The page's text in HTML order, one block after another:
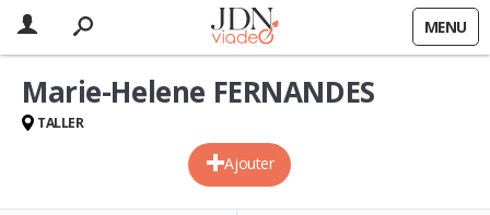
MENU
Ajouter
Marie-Helene FERNANDES
TALLER